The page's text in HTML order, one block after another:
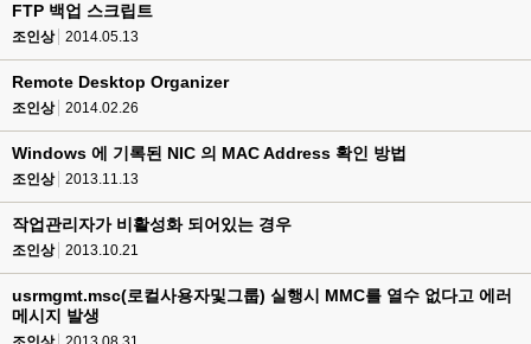
FTP 백업 스크립트
조인상 2014.05.13
Remote Desktop Organizer
조인상 2014.02.26
Windows 에 기록된 NIC 의 MAC Address 확인 방법
조인상 2013.11.13
작업관리자가 비활성화 되어있는 경우
조인상 2013.10.21
usrmgmt.msc(로컬사용자및그룹) 실행시 MMC를 열수 없다고 에러
메시지 발생